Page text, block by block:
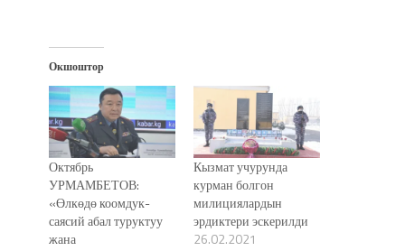
Окшоштор
Октябрь
УРМАМБЕТОВ:
«Өлкөдө коомдук-
саясий абал туруктуу
жана
Кызмат учурунда
курман болгон
милициялардын
эрдиктери эскерилди
26.02.2021